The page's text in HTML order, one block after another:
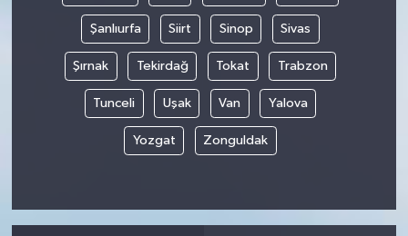
Şanlıurfa Siirt Sinop Sivas
Şırnak Tekirdağ Tokat Trabzon
Tunceli Uşak Van Yalova
Yozgat Zonguldak